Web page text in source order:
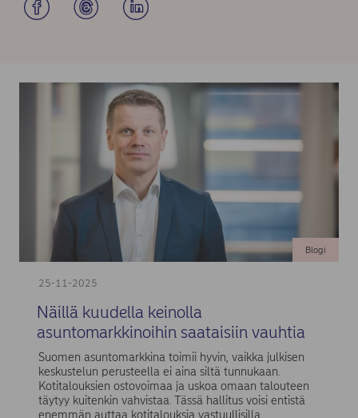
25-11-2025
Blogi
Näillä kuudella keinolla
asuntomarkkinoihin saataisiin vauhtia
Suomen asuntomarkkina toimii hyvin, vaikka julkisen
keskustelun perusteella ei aina siltä tunnukaan.
Kotitalouksien ostovoimaa ja uskoa omaan talouteen
täytyy kuitenkin vahvistaa. Tässä hallitus voisi entistä
enemmän auttaa kotitalouksia vastuullisilla